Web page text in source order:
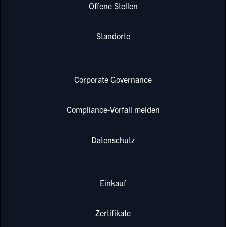
Offene Stellen
Standorte
Corporate Governance
Compliance-Vorfall melden
Datenschutz
Einkauf
Zertifikate